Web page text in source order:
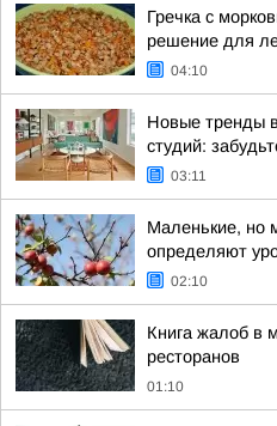
Гречка с
решение для
04:10
Новые тренды
студий:
03:11
Маленькие, но
определяют
02:10
Книга жалоб в
ресторанов
01:10